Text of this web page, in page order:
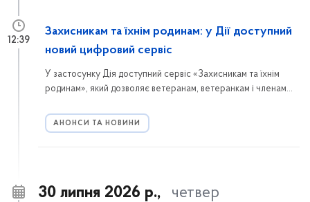
Захисникам та їхнім родинам: у Дії доступний
новий цифровий сервіс
У застосунку Дія доступний сервіс «Захисникам та їхнім
родинам», який дозволяє ветеранам, ветеранкам і членам
кількох державних послуг швидко, зручно та без зайвої
паперової тяганини.
АНОНСИ ТА НОВИНИ
12:39
30 липня 2026 р., четвер